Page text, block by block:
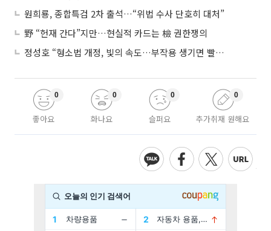
원희룡, 종합특검 2차 출석…“위법 수사 단호히 대처”
野 “헌재 간다”지만…현실적 카드는 檢 권한쟁의
정성호 “형소법 개정, 빛의 속도…부작용 생기면 빨리 고쳐야”
좋아요
0
화나요
0
슬퍼요
0
추가취재 원해요
0